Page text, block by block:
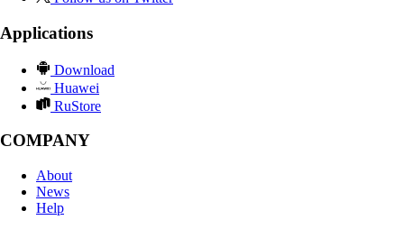
Applications
Download
Huawei
RuStore
COMPANY
About
News
Help